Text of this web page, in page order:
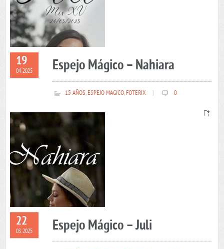
19
04 2025 Espejo Mágico – Nahiara
15 AÑOS,ESPEJO MAGICO,FOTERIX 0
22
03 2025 Espejo Mágico – Juli